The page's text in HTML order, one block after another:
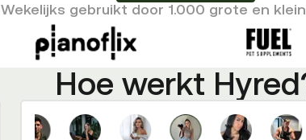
Wekelijks gebruikt door 1.000 grote en
Hoe werkt